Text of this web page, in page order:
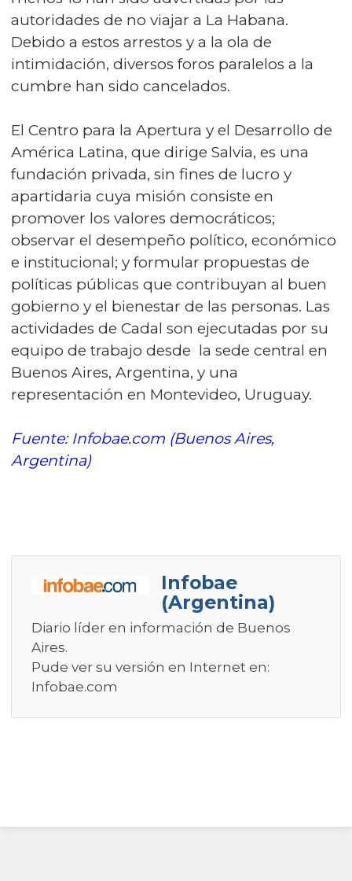
autoridades de no viajar a La Habana.
Debido a estos arrestos y a la ola de
intimidación, diversos foros paralelos a la
cumbre han sido cancelados.
El Centro para la Apertura y el Desarrollo de
América Latina, que dirige Salvia, es una
fundación privada, sin fines de lucro y
apartidaria cuya misión consiste en
promover los valores democráticos;
observar el desempeño político, económico
e institucional; y formular propuestas de
políticas públicas que contribuyan al buen
gobierno y el bienestar de las personas. Las
actividades de Cadal son ejecutadas por su
equipo de trabajo desde la sede central en
Buenos Aires, Argentina, y una
representación en Montevideo, Uruguay.
Fuente: Infobae.com (Buenos Aires,
Argentina)
Infobae
(Argentina)
Diario líder en información de Buenos
Aires.
Pude ver su versión en Internet en:
Infobae.com